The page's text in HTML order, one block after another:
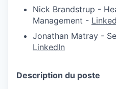
Nick Brandstrup -
Management -
Jonathan Matray -
LinkedIn
Description du poste